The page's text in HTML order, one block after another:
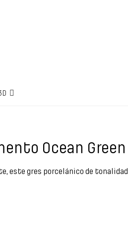
Ocean
este gres porcelánico de